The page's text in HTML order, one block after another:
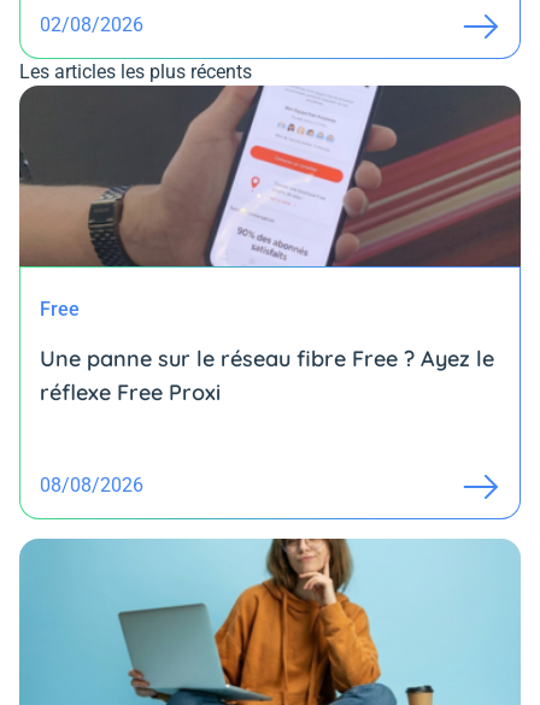
02/08/2026
Les articles les plus récents
Free
Une panne sur le réseau fibre Free ? Ayez le
réflexe Free Proxi
08/08/2026